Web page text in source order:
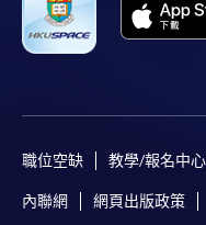
表格後，請連同
往報名中心或以
報讀同一學歷
用於一般學歷頒
職位空缺 教學/報名中
內聯網 網頁出版政策